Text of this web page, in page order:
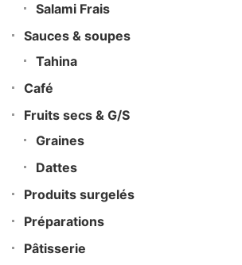
Salami Frais
Sauces & soupes
Tahina
Café
Fruits secs & G/S
Graines
Dattes
Produits surgelés
Préparations
Pâtisserie